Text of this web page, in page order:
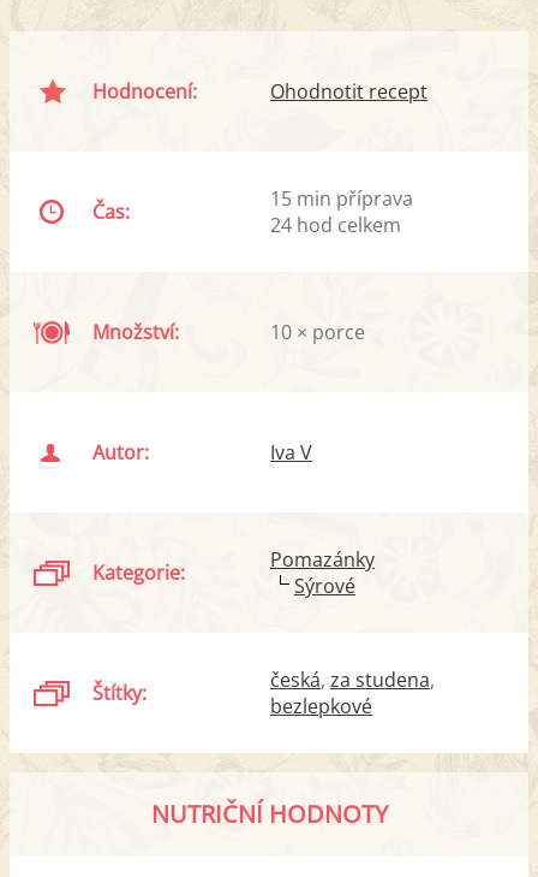
Hodnocení: Ohodnotit recept
Čas:
15 min příprava
24 hod celkem
Množství: 10 × porce
Autor: Iva V
Kategorie:
Pomazánky
Sýrové
Štítky: česká za studena
bezlepkové
NUTRIČNÍ HODNOTY